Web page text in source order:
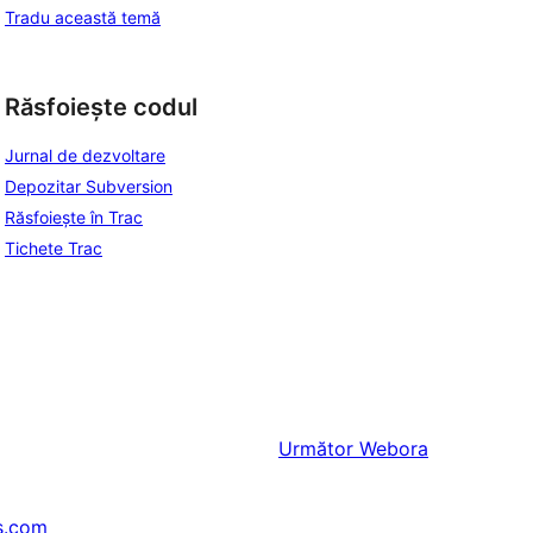
Tradu această temă
Răsfoiește codul
Jurnal de dezvoltare
Depozitar Subversion
Răsfoiește în Trac
Tichete Trac
Următor Webora